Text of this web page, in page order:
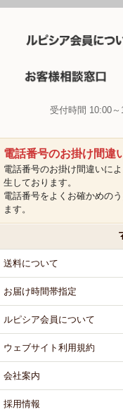
受付時間 10:00～
電話番号のお掛け間違
電話番号のお掛け間違いに
生しております。
電話番号をよくお確かめの
ます。
送料について
お届け時間帯指定
ルピシア会員について
ウェブサイト利用規約
会社案内
採用情報